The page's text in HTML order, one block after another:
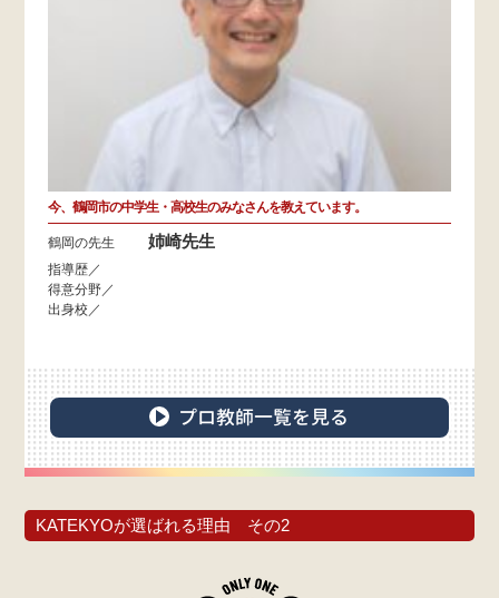
今、鶴岡市の中学生・高校生のみなさんを教えています。
鶴岡の先生 姉崎先生
指導歴／
得意分野／
出身校／
プロ教師一覧を見る
KATEKYOが選ばれる理由 その2